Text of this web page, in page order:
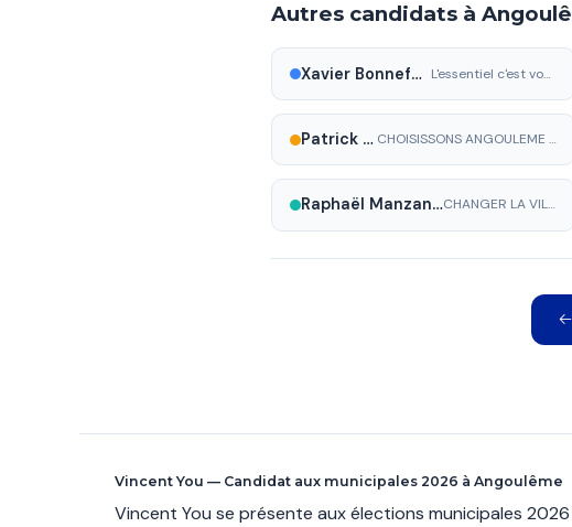
Autres candidats à
Xavier Bonnefont L'essentiel c'est vous !
Patrick Mardikian CHOISISSONS ANGOULEME AVEC PATRICK MARDIKIAN
Raphaël Manzanas CHANGER LA VILLE
Vincent You — Candidat aux municipales 2026 à Angoulême
Vincent You se présente aux élections municipales